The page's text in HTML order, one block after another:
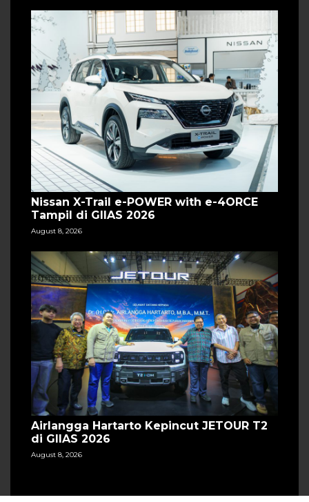
Nissan X-Trail e-POWER with e-4ORCE
Tampil di GIIAS 2026
August 8, 2026
Airlangga Hartarto Kepincut JETOUR T2
di GIIAS 2026
August 8, 2026